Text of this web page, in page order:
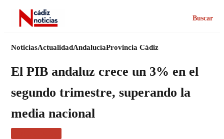
Buscar
NoticiasActualidadAndalucíaProvincia Cádiz
El PIB andaluz crece un 3% en el
segundo trimestre, superando la
media nacional